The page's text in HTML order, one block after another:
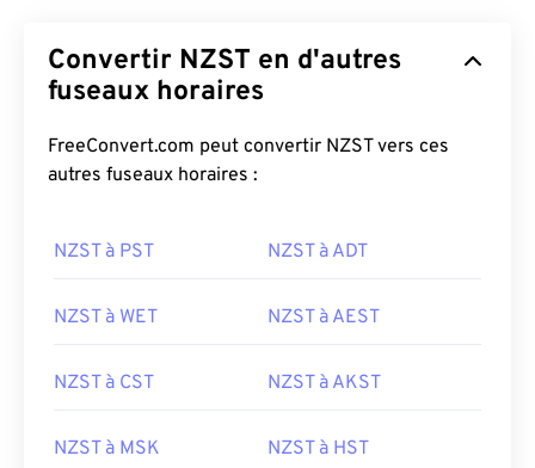
Convertir NZST en d'autres
fuseaux horaires
FreeConvert.com peut convertir NZST vers ces
autres fuseaux horaires :
NZST à PST NZST à ADT
NZST à WET NZST à AEST
NZST à CST NZST à AKST
NZST à MSK NZST à HST